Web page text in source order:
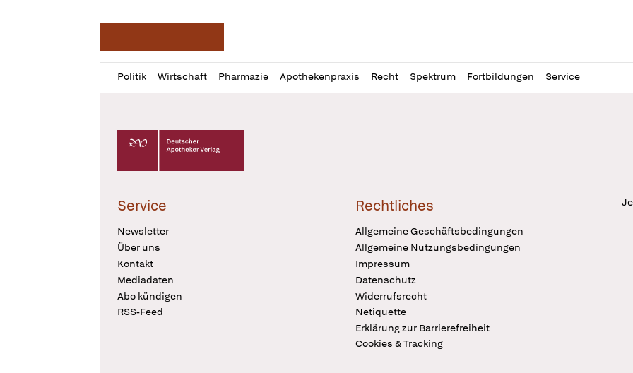
Politik Wirtschaft Pharmazie Apothekenpraxis Recht Spektrum Fortbildungen Service
Profil
öffnen
Daz
Pur
Deutscher Apotheker Verlag Logo
Service
Newsletter
Über uns
Kontakt
Mediadaten
Abo kündigen
RSS-Feed
Rechtliches
Allgemeine Geschäftsbedingungen
Allgemeine Nutzungsbedingungen
Impressum
Datenschutz
Widerrufsrecht
Netiquette
Erklärung zur Barrierefreiheit
Cookies & Tracking